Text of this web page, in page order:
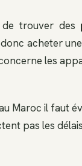
de trouver des
acheter
les
Maroc il faut
pas les